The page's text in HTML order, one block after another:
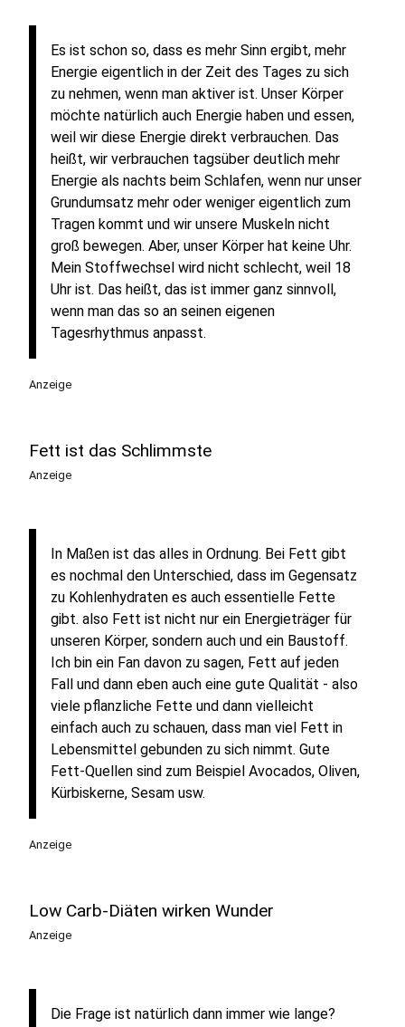
Es ist schon so, dass es mehr Sinn ergibt, mehr
Energie eigentlich in der Zeit des Tages zu sich
zu nehmen, wenn man aktiver ist. Unser Körper
möchte natürlich auch Energie haben und essen,
weil wir diese Energie direkt verbrauchen. Das
heißt, wir verbrauchen tagsüber deutlich mehr
Energie als nachts beim Schlafen, wenn nur unser
Grundumsatz mehr oder weniger eigentlich zum
Tragen kommt und wir unsere Muskeln nicht
groß bewegen. Aber, unser Körper hat keine Uhr.
Mein Stoffwechsel wird nicht schlecht, weil 18
Uhr ist. Das heißt, das ist immer ganz sinnvoll,
wenn man das so an seinen eigenen
Tagesrhythmus anpasst.
Anzeige
Fett ist das Schlimmste
Anzeige
In Maßen ist das alles in Ordnung. Bei Fett gibt
es nochmal den Unterschied, dass im Gegensatz
zu Kohlenhydraten es auch essentielle Fette
gibt. also Fett ist nicht nur ein Energieträger für
unseren Körper, sondern auch und ein Baustoff.
Ich bin ein Fan davon zu sagen, Fett auf jeden
Fall und dann eben auch eine gute Qualität - also
viele pflanzliche Fette und dann vielleicht
einfach auch zu schauen, dass man viel Fett in
Lebensmittel gebunden zu sich nimmt. Gute
Fett-Quellen sind zum Beispiel Avocados, Oliven,
Kürbiskerne, Sesam usw.
Anzeige
Low Carb-Diäten wirken Wunder
Anzeige
Die Frage ist natürlich dann immer wie lange?